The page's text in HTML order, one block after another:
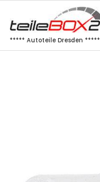
Inhalt
springen
***** Autoteile Dresden *****